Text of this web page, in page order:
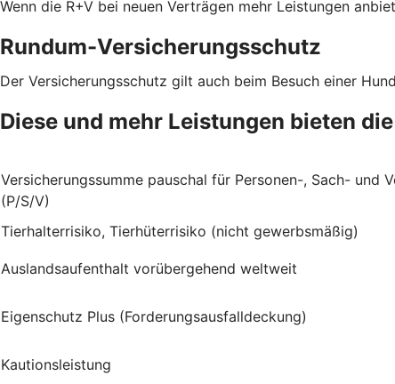
Wenn die R+V bei neuen Verträgen mehr Leistungen
Rundum-Versicherungsschutz
Der Versicherungsschutz gilt auch beim Besuch einer
Diese und mehr Leistungen bieten
Versicherungssumme pauschal für Personen-, Sach- und
(P/S/V)
Tierhalterrisiko, Tierhüterrisiko (nicht gewerbsmäßig)
Auslandsaufenthalt vorübergehend weltweit
Eigenschutz Plus (Forderungsausfalldeckung)
Kautionsleistung